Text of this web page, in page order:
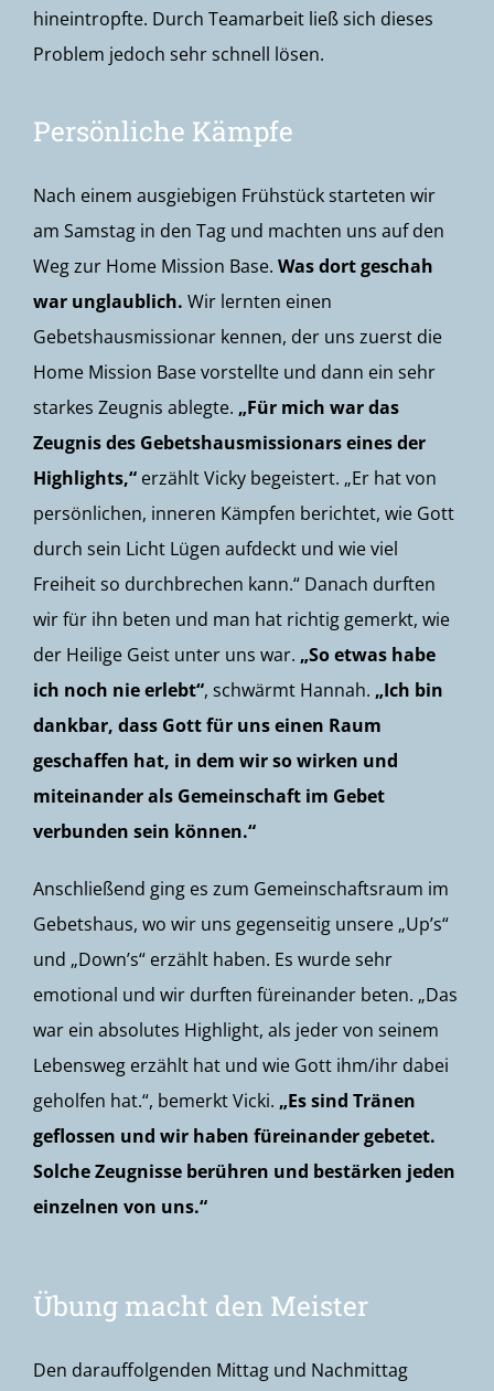
hineintropfte. Durch Teamarbeit ließ sich dieses
Problem jedoch sehr schnell lösen.
Persönliche Kämpfe
Nach einem ausgiebigen Frühstück starteten wir
am Samstag in den Tag und machten uns auf den
Weg zur Home Mission Base. Was dort geschah
war unglaublich. Wir lernten einen
Gebetshausmissionar kennen, der uns zuerst die
Home Mission Base vorstellte und dann ein sehr
starkes Zeugnis ablegte. „Für mich war das
Zeugnis des Gebetshausmissionars eines der
Highlights,“ erzählt Vicky begeistert. „Er hat von
persönlichen, inneren Kämpfen berichtet, wie Gott
durch sein Licht Lügen aufdeckt und wie viel
Freiheit so durchbrechen kann.“ Danach durften
wir für ihn beten und man hat richtig gemerkt, wie
der Heilige Geist unter uns war. „So etwas habe
ich noch nie erlebt“, schwärmt Hannah. „Ich bin
dankbar, dass Gott für uns einen Raum
geschaffen hat, in dem wir so wirken und
miteinander als Gemeinschaft im Gebet
verbunden sein können.“
Anschließend ging es zum Gemeinschaftsraum im
Gebetshaus, wo wir uns gegenseitig unsere „Up’s“
und „Down’s“ erzählt haben. Es wurde sehr
emotional und wir durften füreinander beten. „Das
war ein absolutes Highlight, als jeder von seinem
Lebensweg erzählt hat und wie Gott ihm/ihr dabei
geholfen hat.“, bemerkt Vicki. „Es sind Tränen
geflossen und wir haben füreinander gebetet.
Solche Zeugnisse berühren und bestärken jeden
einzelnen von uns.“
Übung macht den Meister
Den darauffolgenden Mittag und Nachmittag